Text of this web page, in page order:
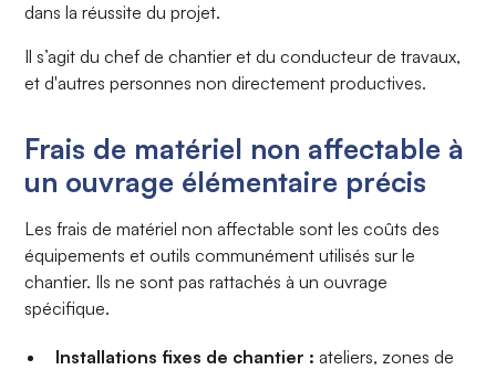
dans la réussite du projet.
Il s’agit du chef de chantier et du conducteur de travaux,
et d'autres personnes non directement productives.
Frais de matériel non affectable à
un ouvrage élémentaire précis
Les frais de matériel non affectable sont les coûts des
équipements et outils communément utilisés sur le
chantier. Ils ne sont pas rattachés à un ouvrage
spécifique.
Installations fixes de chantier : ateliers, zones de